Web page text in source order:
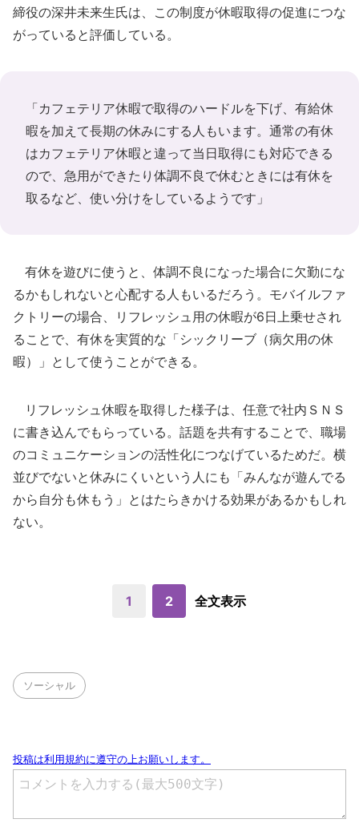
締役の深井未来生氏は、この制度が休暇取得の促進につな
がっていると評価している。
「カフェテリア休暇で取得のハードルを下げ、有給休
暇を加えて長期の休みにする人もいます。通常の有休
はカフェテリア休暇と違って当日取得にも対応できる
ので、急用ができたり体調不良で休むときには有休を
取るなど、使い分けをしているようです」
有休を遊びに使うと、体調不良になった場合に欠勤にな
るかもしれないと心配する人もいるだろう。モバイルファ
クトリーの場合、リフレッシュ用の休暇が6日上乗せされ
ることで、有休を実質的な「シックリーブ（病欠用の休
暇）」として使うことができる。
リフレッシュ休暇を取得した様子は、任意で社内ＳＮＳ
に書き込んでもらっている。話題を共有することで、職場
のコミュニケーションの活性化につなげているためだ。横
並びでないと休みにくいという人にも「みんなが遊んでる
から自分も休もう」とはたらきかける効果があるかもしれ
ない。
1 2 全文表示
ソーシャル